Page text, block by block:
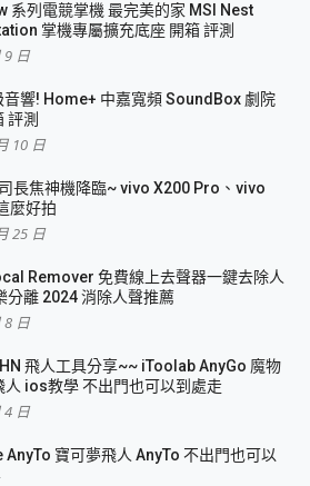
系列電競掌機 最完美的家 MSI Nest
掌機專屬擴充底座 開箱 評測
9 日
音響! Home+ 中嘉寬頻 SoundBox 劇院
評測
10 日
長焦神機降臨~ vivo X200 Pro、vivo
麼好拍
25 日
Remover 免費線上去聲器一鍵去除人
分離 2024 消除人聲推薦
8 日
飛人工具分享~~ iToolab AnyGo 魔物
人 ios教學 不出門也可以到處走
4 日
AnyTo 寶可夢飛人 AnyTo 不出門也可以